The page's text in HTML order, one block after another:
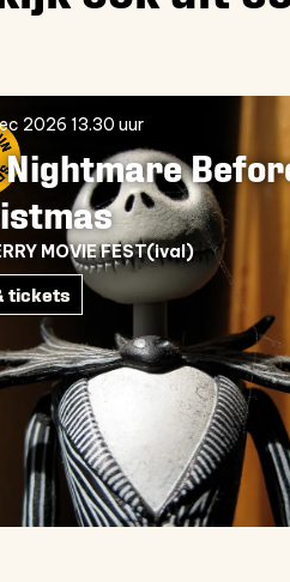
Nightmare
MOVIE FEST(ival)
2026 13.30 uur
tickets